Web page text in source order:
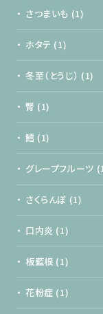
さつまいも (1)
ホタテ (1)
冬至（とうじ） (1)
腎 (1)
鱈 (1)
グレープフルーツ
さくらんぼ (1)
口内炎 (1)
板藍根 (1)
花粉症 (1)